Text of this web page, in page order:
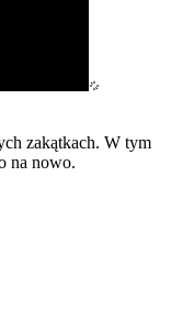
zakątkach. W tym
na nowo.